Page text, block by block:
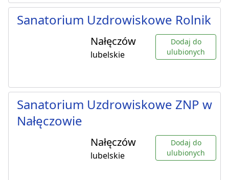
Sanatorium Uzdrowiskowe Rolnik
Nałęczów
lubelskie
Dodaj do
ulubionych
Sanatorium Uzdrowiskowe ZNP w
Nałęczowie
Nałęczów
lubelskie
Dodaj do
ulubionych